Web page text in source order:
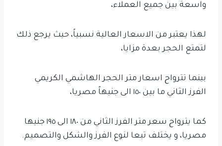
واسعة بين جميع العملاء،
لهذا يعتبر من الاسعار العالية نسبياً، حيث يرجع ذلك
لتمتع الحجر بعدة مزايا،
بينما تترواح اسعار متر الحجر الهاشمي الكريمي
الفرز الثاني ما بين ١٥٠ الى جنيهاً مصريا،
كما يترواح سعر متر الفرز الثاني من ١٨٠ الى ١٩٥ جنيها
مصريا، و يختلف تبعا لنوع الفرز والشكل والتصميم.